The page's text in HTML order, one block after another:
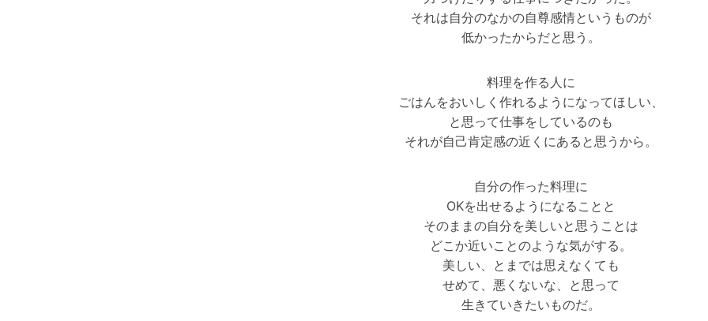
それは自分のなかの自尊感情というものが
低かったからだと思う。
料理を作る人に
ごはんをおいしく作れるようになってほしい、
と思って仕事をしているのも
それが自己肯定感の近くにあると思うから。
自分の作った料理に
OKを出せるようになることと
そのままの自分を美しいと思うことは
どこか近いことのような気がする。
美しい、とまでは思えなくても
せめて、悪くないな、と思って
生きていきたいものだ。